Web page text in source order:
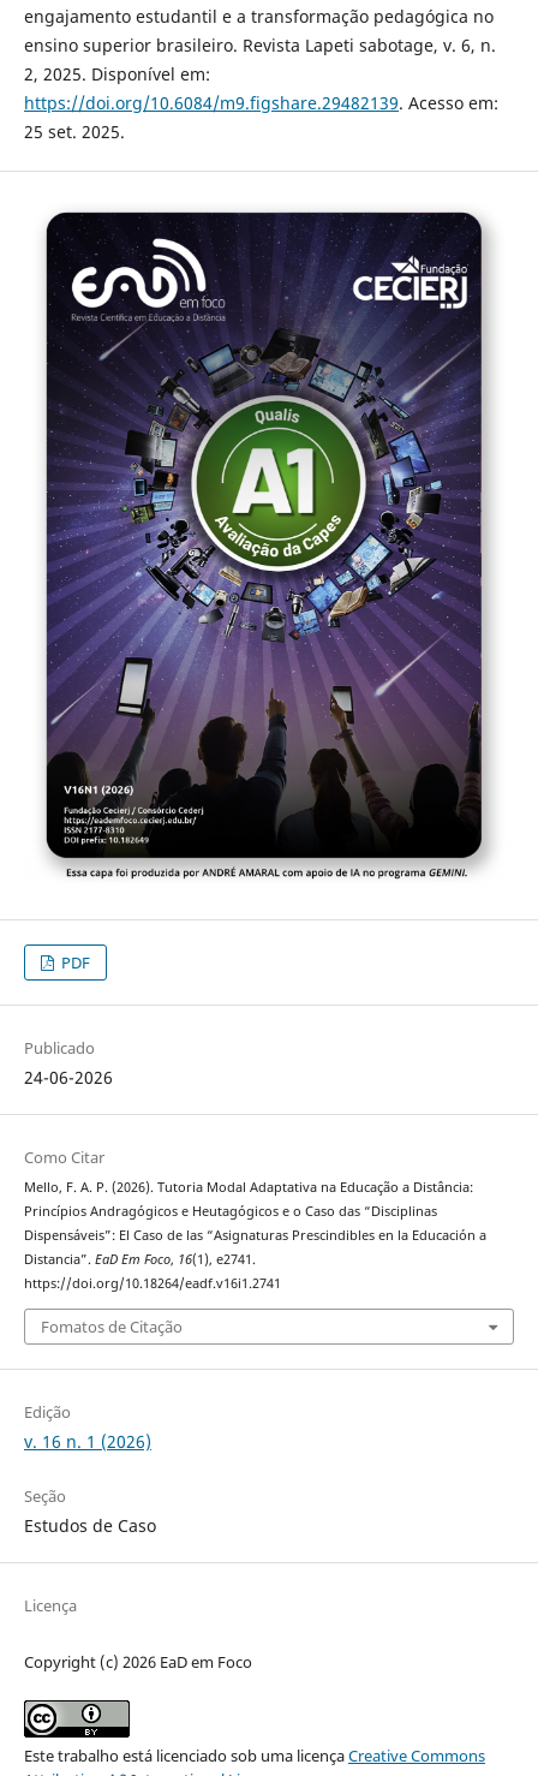
engajamento estudantil e a transformação pedagógica no
ensino superior brasileiro. Revista Lapeti sabotage, v. 6, n.
2, 2025. Disponível em:
https://doi.org/10.6084/m9.figshare.29482139. Acesso em:
25 set. 2025.
PDF
Publicado
24-06-2026
Como Citar
Mello, F. A. P. (2026). Tutoria Modal Adaptativa na Educação a Distância:
Princípios Andragógicos e Heutagógicos e o Caso das “Disciplinas
Dispensáveis”: El Caso de las “Asignaturas Prescindibles en la Educación a
Distancia”. EaD Em Foco, 16(1), e2741.
https://doi.org/10.18264/eadf.v16i1.2741
Fomatos de Citação
Edição
v. 16 n. 1 (2026)
Seção
Estudos de Caso
Licença
Copyright (c) 2026 EaD em Foco
Este trabalho está licenciado sob uma licençaCreative Commons